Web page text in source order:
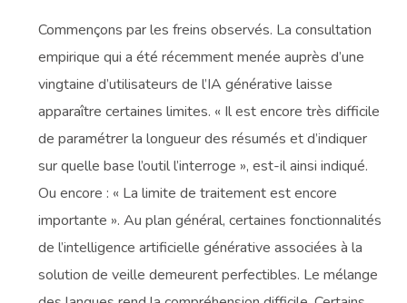
Commençons par les freins observés. La consultation
empirique qui a été récemment menée auprès d’une
vingtaine d’utilisateurs de l’IA générative laisse
apparaître certaines limites. « Il est encore très difficile
de paramétrer la longueur des résumés et d’indiquer
sur quelle base l’outil l’interroge », est-il ainsi indiqué.
Ou encore : « La limite de traitement est encore
importante ». Au plan général, certaines fonctionnalités
de l’intelligence artificielle générative associées à la
solution de veille demeurent perfectibles. Le mélange